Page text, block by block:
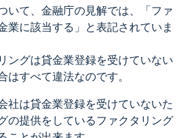
いて、金融庁の見解では、「ファ
業に該当する」と表記されていま
ングは貸金業登録を受けていない
はすべて違法なのです。
社は貸金業登録を受けていないた
の提供をしているファクタリング